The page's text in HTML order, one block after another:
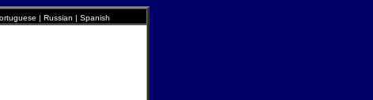
| Russian | Spanish